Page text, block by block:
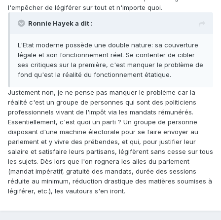
l'empêcher de légiférer sur tout et n'importe quoi.
Ronnie Hayek a dit :
L'Etat moderne possède une double nature: sa couverture
légale et son fonctionnement réel. Se contenter de cibler
ses critiques sur la première, c'est manquer le problème de
fond qu'est la réalité du fonctionnement étatique.
Justement non, je ne pense pas manquer le problème car la
réalité c'est un groupe de personnes qui sont des politiciens
professionnels vivant de l'impôt via les mandats rémunérés.
Essentiellement, c'est quoi un parti ? Un groupe de personne
disposant d'une machine électorale pour se faire envoyer au
parlement et y vivre des prébendes, et qui, pour justifier leur
salaire et satisfaire leurs partisans, légifèrent sans cesse sur tous
les sujets. Dès lors que l'on rognera les ailes du parlement
(mandat impératif, gratuité des mandats, durée des sessions
réduite au minimum, réduction drastique des matières soumises à
légiférer, etc.), les vautours s'en iront.